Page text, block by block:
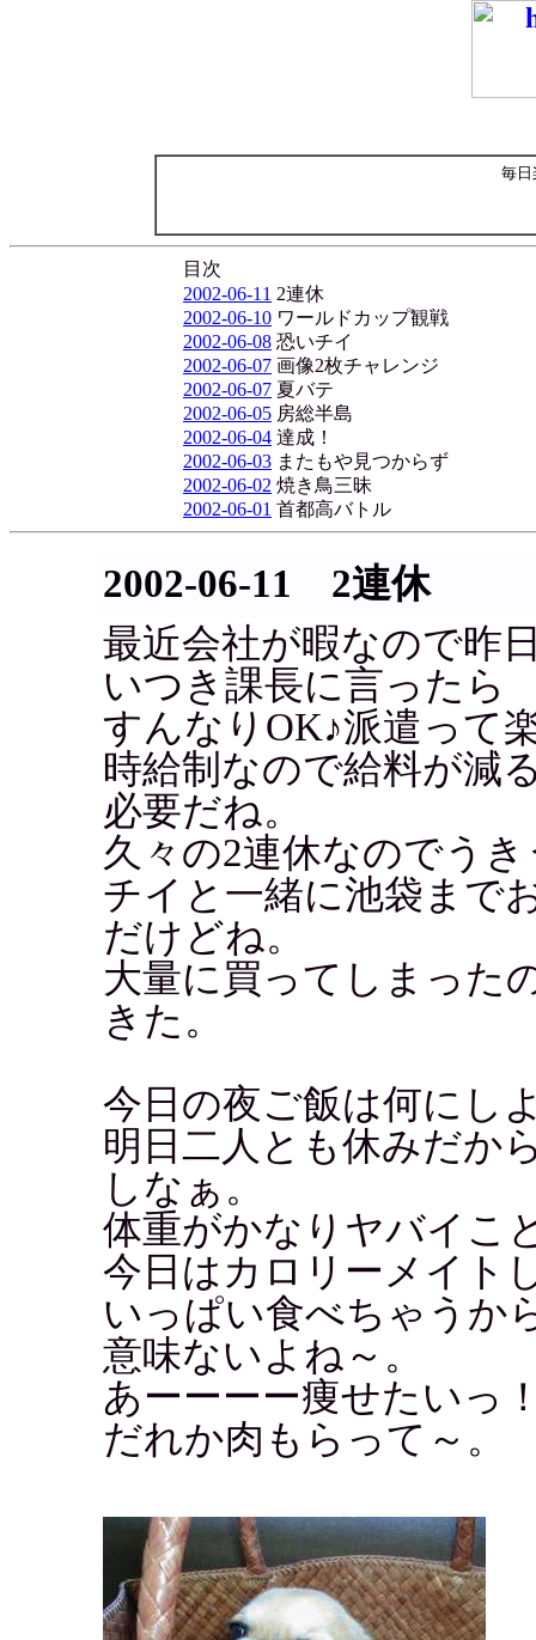
毎日
目次
2002-06-11 2連休
2002-06-10 ワールドカップ観戦
2002-06-08 恐いチイ
2002-06-07 画像2枚チャレンジ
2002-06-07 夏バテ
2002-06-05 房総半島
2002-06-04 達成！
2002-06-03 またもや見つからず
2002-06-02 焼き鳥三昧
2002-06-01 首都高バトル
2002-06-11 2連休
最近会社が暇なので昨
いつき課長に言ったら
すんなりOK♪派遣って
時給制なので給料が減
必要だね。
久々の2連休なのでう
チイと一緒に池袋まで
だけどね。
大量に買ってしまった
きた。
今日の夜ご飯は何にし
明日二人とも休みだか
しなぁ。
体重がかなりヤバイこ
今日はカロリーメイト
いっぱい食べちゃうか
意味ないよね～。
あーーーー痩せたいっ
だれか肉もらって～。